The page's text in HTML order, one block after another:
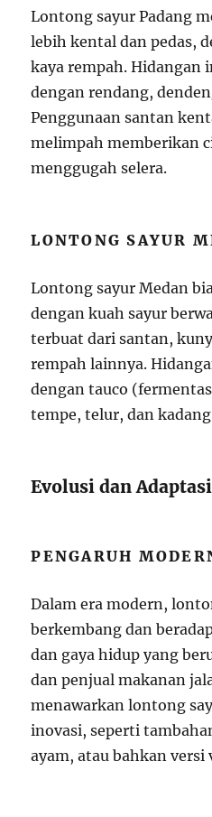
Lontong sayur Padang
lebih kental dan pedas,
kaya rempah. Hidangan
dengan rendang,
Penggunaan santan
melimpah memberikan
menggugah selera.
LONTONG SAYUR
Lontong sayur Medan
dengan kuah sayur
terbuat dari santan,
rempah lainnya.
dengan tauco
tempe, telur, dan
Evolusi dan Adaptasi
PENGARUH
Dalam era modern,
berkembang dan
dan gaya hidup yang
dan penjual makanan
menawarkan lontong
inovasi, seperti
ayam, atau bahkan versi